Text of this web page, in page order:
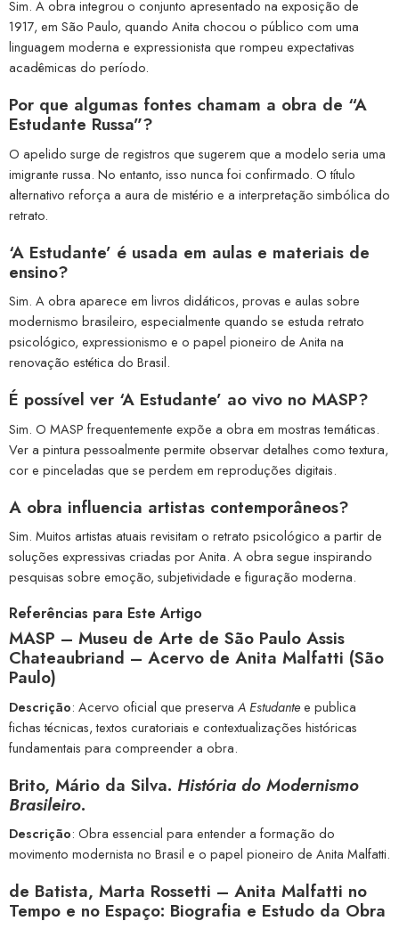
Sim. A obra integrou o conjunto apresentado na exposição de
1917, em São Paulo, quando Anita chocou o público com uma
linguagem moderna e expressionista que rompeu expectativas
acadêmicas do período.
Por que algumas fontes chamam a obra de “A
Estudante Russa”?
O apelido surge de registros que sugerem que a modelo seria uma
imigrante russa. No entanto, isso nunca foi confirmado. O título
alternativo reforça a aura de mistério e a interpretação simbólica do
retrato.
‘A Estudante’ é usada em aulas e materiais de
ensino?
Sim. A obra aparece em livros didáticos, provas e aulas sobre
modernismo brasileiro, especialmente quando se estuda retrato
psicológico, expressionismo e o papel pioneiro de Anita na
renovação estética do Brasil.
É possível ver ‘A Estudante’ ao vivo no MASP?
Sim. O MASP frequentemente expõe a obra em mostras temáticas.
Ver a pintura pessoalmente permite observar detalhes como textura,
cor e pinceladas que se perdem em reproduções digitais.
A obra influencia artistas contemporâneos?
Sim. Muitos artistas atuais revisitam o retrato psicológico a partir de
soluções expressivas criadas por Anita. A obra segue inspirando
pesquisas sobre emoção, subjetividade e figuração moderna.
Referências para Este Artigo
MASP – Museu de Arte de São Paulo Assis
Chateaubriand – Acervo de Anita Malfatti (São
Paulo)
Descrição: Acervo oficial que preserva A Estudantee publica
fichas técnicas, textos curatoriais e contextualizações históricas
fundamentais para compreender a obra.
Brito, Mário da Silva. História do Modernismo
Brasileiro.
Descrição: Obra essencial para entender a formação do
movimento modernista no Brasil e o papel pioneiro de Anita Malfatti.
de Batista, Marta Rossetti – Anita Malfatti no
Tempo e no Espaço: Biografia e Estudo da Obra